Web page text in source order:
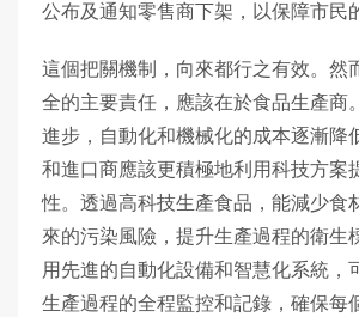
公布及通知零售商下架，以保障市民
這個把關機制，向來都行之有效。然
全的主要責任，應該在於食品生產商
進步，自動化和機械化的成本逐漸降
和進口商應該更積極地利用科技方案
性。透過高科技生產食品，能減少食
來的污染風險，提升生產過程的衛生
用先進的自動化設備和智慧化系統，
生產過程的全程監控和記錄，確保每